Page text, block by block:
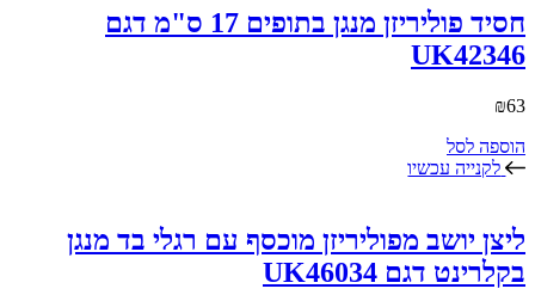
חסיד פוליריזן מנגן בתופים 17 ס"מ דגם
UK42346
₪63
הוספה לסל
לקנייה עכשיו
ליצן יושב מפוליריזן מוכסף עם רגלי בד מנגן
בקלרינט דגם UK46034